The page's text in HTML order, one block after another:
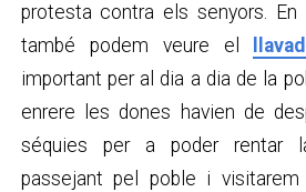
protesta contra els senyors.
també podem veure el
important per al dia a dia de la
enrere les dones havien de
séquies per a poder rentar
passejant pel poble i visitarem